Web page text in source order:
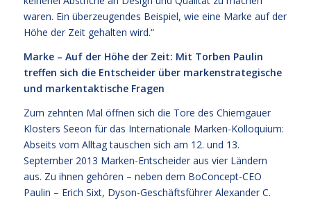
waren. Ein überzeugendes Beispiel, wie eine Marke auf der
Höhe der Zeit gehalten wird.“
Marke – Auf der Höhe der Zeit: Mit Torben Paulin
treffen sich die Entscheider über markenstrategische
und markentaktische Fragen
Zum zehnten Mal öffnen sich die Tore des Chiemgauer
Klosters Seeon für das Internationale Marken-Kolloquium:
Abseits vom Alltag tauschen sich am 12. und 13.
September 2013 Marken-Entscheider aus vier Ländern
aus. Zu ihnen gehören – neben dem BoConcept-CEO
Paulin – Erich Sixt, Dyson-Geschäftsführer Alexander C.